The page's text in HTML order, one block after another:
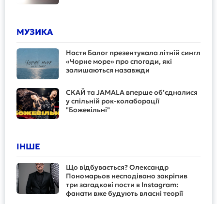
МУЗИКА
Настя Балог презентувала літній сингл
«Чорне море» про спогади, які
залишаються назавжди
СКАЙ та JAMALA вперше об’єдналися
у спільній рок-колаборації
"Божевільні"
ІНШЕ
Що відбувається? Олександр
Пономарьов несподівано закріпив
три загадкові пости в Instagram:
фанати вже будують власні теорії